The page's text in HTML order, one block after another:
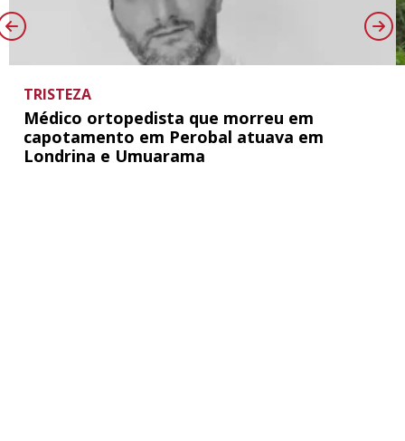
TRISTEZA
Médico ortopedista que morreu em
capotamento em Perobal atuava em
Londrina e Umuarama